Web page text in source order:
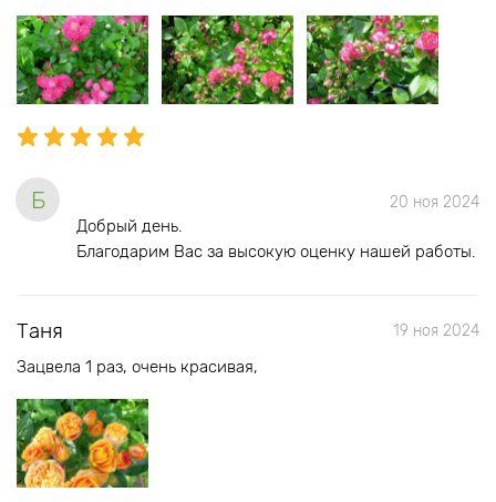
Б 20 ноя 2024
Добрый день.
Благодарим Вас за высокую оценку нашей работы.
Таня 19 ноя 2024
Зацвела 1 раз, очень красивая,